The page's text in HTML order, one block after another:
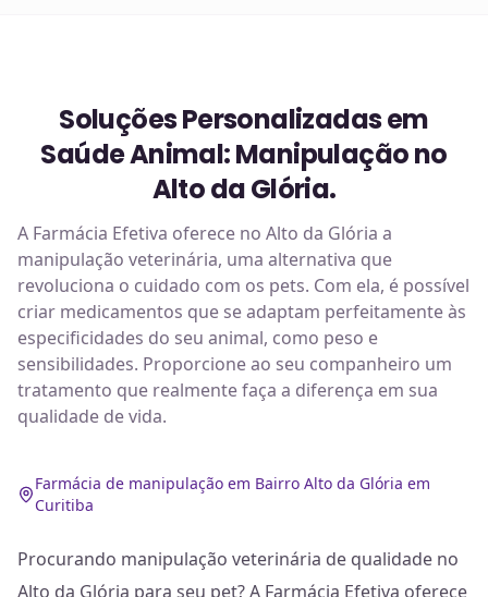
Soluções Personalizadas em
Saúde Animal: Manipulação no
Alto da Glória.
A Farmácia Efetiva oferece no Alto da Glória a
manipulação veterinária, uma alternativa que
revoluciona o cuidado com os pets. Com ela, é possível
criar medicamentos que se adaptam perfeitamente às
especificidades do seu animal, como peso e
sensibilidades. Proporcione ao seu companheiro um
tratamento que realmente faça a diferença em sua
qualidade de vida.
Farmácia de manipulação em Bairro Alto da Glória em
Curitiba
Procurando manipulação veterinária de qualidade no
Alto da Glória para seu pet? A Farmácia Efetiva oferece